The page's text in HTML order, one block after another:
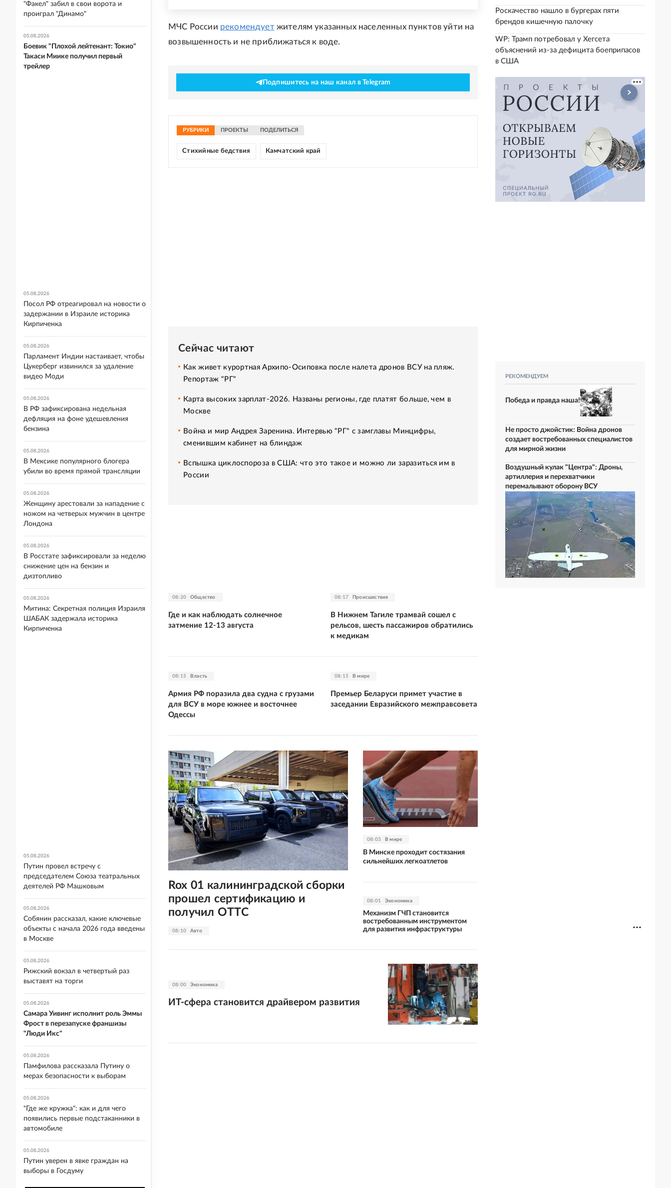
МЧС России рекомендуетжителям указанных населенных пунктов уйти на
возвышенность и не приближаться к воде.
Подпишитесь на наш канал в Telegram
РУБРИКИ ПРОЕКТЫ ПОДЕЛИТЬСЯ
Стихийные бедствия Камчатский край
Сейчас читают
Как живет курортная Архипо-Осиповка после налета дронов ВСУ на пляж.
Репортаж "РГ"
Карта высоких зарплат-2026. Названы регионы, где платят больше, чем в
Москве
Война и мир Андрея Заренина. Интервью "РГ" с замглавы Минцифры,
сменившим кабинет на блиндаж
Вспышка циклоспороза в США: что это такое и можно ли заразиться им в
России
08:20 Общество
Где и как наблюдать солнечное
затмение 12-13 августа
08:17 Происшествия
В Нижнем Тагиле трамвай сошел с
рельсов, шесть пассажиров обратились
к медикам
08:15 Власть
Армия РФ поразила два судна с грузами
для ВСУ в море южнее и восточнее
Одессы
08:15 В мире
Премьер Беларуси примет участие в
заседании Евразийского межправсовета
08:10 Авто
Rox 01 калининградской сборки
прошел сертификацию и
получил ОТТС
08:03 В мире
В Минске проходит состязания
сильнейших легкоатлетов
08:01 Экономика
Механизм ГЧП становится
востребованным инструментом
для развития инфраструктуры
08:00 Экономика
ИТ-сфера становится драйвером развития
Роскачество нашло в бургерах пяти
брендов кишечную палочку
WP: Трамп потребовал у Хегсета
объяснений из-за дефицита боеприпасов
в США
РЕКОМЕНДУЕМ
Победа и правда наша!
Не просто джойстик: Война дронов
создает востребованных специалистов
для мирной жизни
Воздушный кулак "Центра": Дроны,
артиллерия и перехватчики
перемалывают оборону ВСУ
"Факел" забил в свои ворота и
проиграл "Динамо"
05.08.2026
Боевик "Плохой лейтенант: Токио"
Такаси Миике получил первый
трейлер
05.08.2026
Посол РФ отреагировал на новости о
задержании в Израиле историка
Кирпиченка
05.08.2026
Парламент Индии настаивает, чтобы
Цукерберг извинился за удаление
видео Моди
05.08.2026
В РФ зафиксирована недельная
дефляция на фоне удешевления
бензина
05.08.2026
В Мексике популярного блогера
убили во время прямой трансляции
05.08.2026
Женщину арестовали за нападение с
ножом на четверых мужчин в центре
Лондона
05.08.2026
В Росстате зафиксировали за неделю
снижение цен на бензин и
дизтопливо
05.08.2026
Митина: Секретная полиция Израиля
ШАБАК задержала историка
Кирпиченка
05.08.2026
Путин провел встречу с
председателем Союза театральных
деятелей РФ Машковым
05.08.2026
Собянин рассказал, какие ключевые
объекты с начала 2026 года введены
в Москве
05.08.2026
Рижский вокзал в четвертый раз
выставят на торги
05.08.2026
Самара Уивинг исполнит роль Эммы
Фрост в перезапуске франшизы
"Люди Икс"
05.08.2026
Памфилова рассказала Путину о
мерах безопасности к выборам
05.08.2026
"Где же кружка": как и для чего
появились первые подстаканники в
автомобиле
05.08.2026
Путин уверен в явке граждан на
выборы в Госдуму